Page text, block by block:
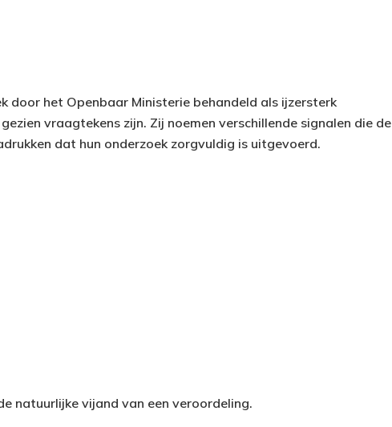
door het Openbaar Ministerie behandeld als ijzersterk
vraagtekens zijn. Zij noemen verschillende signalen die de
dat hun onderzoek zorgvuldig is uitgevoerd.
natuurlijke vijand van een veroordeling.